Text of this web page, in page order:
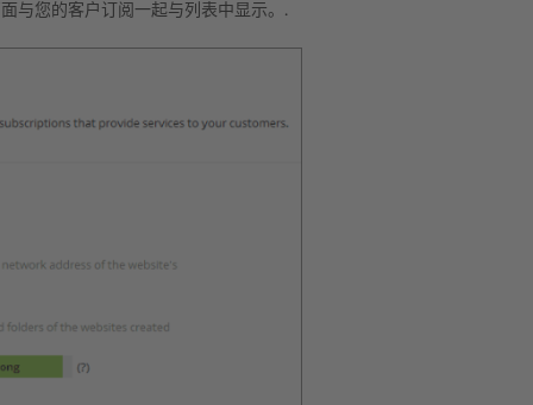
与您的客户订阅一起与列表中显示。.